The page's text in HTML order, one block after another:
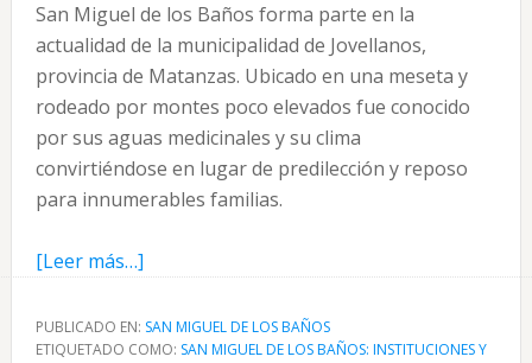
San Miguel de los Baños forma parte en la
actualidad de la municipalidad de Jovellanos,
provincia de Matanzas. Ubicado en una meseta y
rodeado por montes poco elevados fue conocido
por sus aguas medicinales y su clima
convirtiéndose en lugar de predilección y reposo
para innumerables familias.
[Leer más…]acerca
San
Miguel
PUBLICADO EN: SAN MIGUEL DE LOS BAÑOS
ETIQUETADO COMO: SAN MIGUEL DE LOS BAÑOS: INSTITUCIONES Y